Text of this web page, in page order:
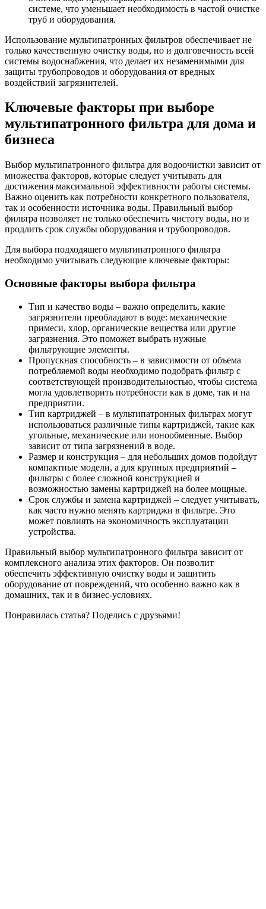
системе, что уменьшает необходимость в частой очистке
труб и оборудования.
Использование мультипатронных фильтров обеспечивает не
только качественную очистку воды, но и долговечность всей
системы водоснабжения, что делает их незаменимыми для
защиты трубопроводов и оборудования от вредных
воздействий загрязнителей.
Ключевые факторы при выборе
мультипатронного фильтра для дома и
бизнеса
Выбор мультипатронного фильтра для водоочистки зависит от
множества факторов, которые следует учитывать для
достижения максимальной эффективности работы системы.
Важно оценить как потребности конкретного пользователя,
так и особенности источника воды. Правильный выбор
фильтра позволяет не только обеспечить чистоту воды, но и
продлить срок службы оборудования и трубопроводов.
Для выбора подходящего мультипатронного фильтра
необходимо учитывать следующие ключевые факторы:
Основные факторы выбора фильтра
Тип и качество воды – важно определить, какие
загрязнители преобладают в воде: механические
примеси, хлор, органические вещества или другие
загрязнения. Это поможет выбрать нужные
фильтрующие элементы.
Пропускная способность – в зависимости от объема
потребляемой воды необходимо подобрать фильтр с
соответствующей производительностью, чтобы система
могла удовлетворить потребности как в доме, так и на
предприятии.
Тип картриджей – в мультипатронных фильтрах могут
использоваться различные типы картриджей, такие как
угольные, механические или ионообменные. Выбор
зависит от типа загрязнений в воде.
Размер и конструкция – для небольших домов подойдут
компактные модели, а для крупных предприятий –
фильтры с более сложной конструкцией и
возможностью замены картриджей на более мощные.
Срок службы и замена картриджей – следует учитывать,
как часто нужно менять картриджи в фильтре. Это
может повлиять на экономичность эксплуатации
устройства.
Правильный выбор мультипатронного фильтра зависит от
комплексного анализа этих факторов. Он позволит
обеспечить эффективную очистку воды и защитить
оборудование от повреждений, что особенно важно как в
домашних, так и в бизнес-условиях.
Понравилась статья? Поделись с друзьями!